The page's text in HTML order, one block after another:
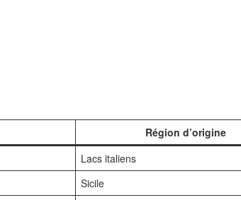
Région d’origine
Lacs italiens
Sicile